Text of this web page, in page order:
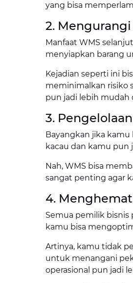
yang bisa
2.
Manfaat WMS
menyiapkan barang
Kejadian seperti ini
meminimalkan risiko
pun jadi lebih mudah
3.
Bayangkan jika
kacau dan kamu pun
Nah, WMS bisa
sangat penting agar
4.
Semua pemilik bisnis
kamu bisa
Artinya, kamu tidak
untuk menangani
operasional pun jadi